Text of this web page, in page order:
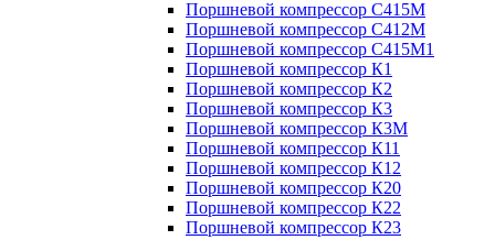
Поршневой компрессор С415М
Поршневой компрессор С412М
Поршневой компрессор С415М1
Поршневой компрессор К1
Поршневой компрессор К2
Поршневой компрессор К3
Поршневой компрессор К3М
Поршневой компрессор К11
Поршневой компрессор К12
Поршневой компрессор К20
Поршневой компрессор К22
Поршневой компрессор К23